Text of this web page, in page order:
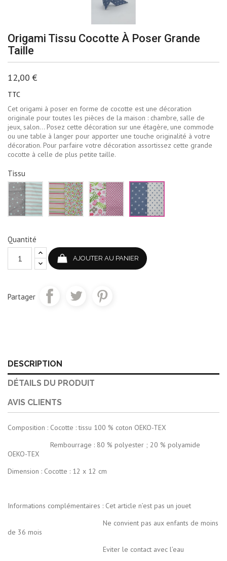
Origami Tissu Cocotte À Poser Grande
Taille
12,00 €
TTC
Cet origami à poser en forme de cocotte est une décoration
originale pour toutes les pièces de la maison : chambre, salle de
jeux, salon… Posez cette décoration sur une étagère, une commode
ou une table à langer pour apporter une touche originalité à votre
décoration. Pour parfaire votre décoration assortissez cette grande
cocotte à celle de plus petite taille.
Tissu
Vert
d'eau
et
gris
Rose
jaune
et
vert
Rose
et
vert
Bleu
jean
et
blanc
Quantité
AJOUTER AU PANIER
Partager
DESCRIPTION
DÉTAILS DU PRODUIT
AVIS CLIENTS
Composition : Cocotte : tissu 100 % coton OEKO-TEX
Rembourrage : 80 % polyester ; 20 % polyamide
OEKO-TEX
Dimension : Cocotte : 12 x 12 cm
Informations complémentaires : Cet article n’est pas un jouet
Ne convient pas aux enfants de moins
de 36 mois
Eviter le contact avec l’eau